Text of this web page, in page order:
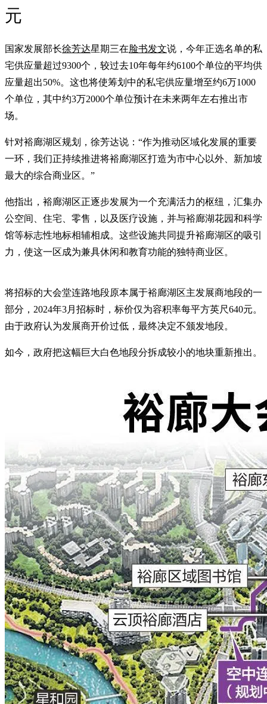
元
国家发展部长徐芳达星期三在脸书发文说，今年正选名单的私
宅供应量超过9300个，较过去10年每年约6100个单位的平均供
应量超出50%。这也将使筹划中的私宅供应量增至约6万1000
个单位，其中约3万2000个单位预计在未来两年左右推出市
场。
针对裕廊湖区规划，徐芳达说：“作为推动区域化发展的重要
一环，我们正持续推进将裕廊湖区打造为市中心以外、新加坡
最大的综合商业区。”
他指出，裕廊湖区正逐步发展为一个充满活力的枢纽，汇集办
公空间、住宅、零售，以及医疗设施，并与裕廊湖花园和科学
馆等标志性地标相辅相成。这些设施共同提升裕廊湖区的吸引
力，使这一区成为兼具休闲和教育功能的独特商业区。
将招标的大会堂连路地段原本属于裕廊湖区主发展商地段的一
部分，2024年3月招标时，标价仅为容积率每平方英尺640元。
由于政府认为发展商开价过低，最终决定不颁发地段。
如今，政府把这幅巨大白色地段分拆成较小的地块重新推出。